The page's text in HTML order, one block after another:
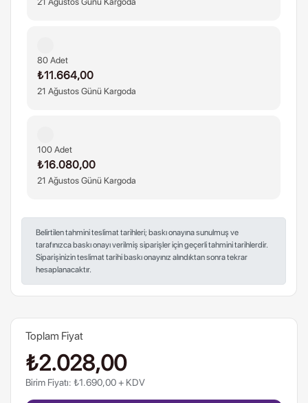
80 Adet
₺11.664,00
21 Ağustos Günü Kargoda
100 Adet
₺16.080,00
21 Ağustos Günü Kargoda
Belirtilen tahmini teslimat tarihleri; baskı onayına sunulmuş ve
tarafınızca baskı onayı verilmiş siparişler için geçerli tahmini tarihlerdir.
Siparişinizin teslimat tarihi baskı onayınız alındıktan sonra tekrar
hesaplanacaktır.
Toplam Fiyat
₺2.028,00
Birim Fiyatı: ₺1.690,00 + KDV